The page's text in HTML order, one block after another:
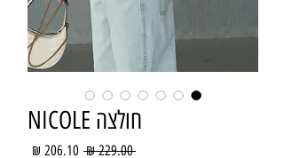
חולצה NICOLE
‏229.00 ‏₪
מחיר